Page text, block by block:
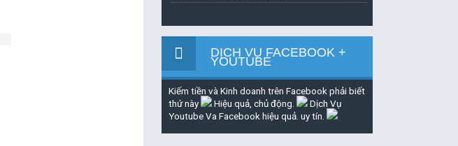
DỊCH VỤ FACEBOOK +
YOUTUBE
Kiếm tiền và Kinh doanh trên Facebook phải biết
thứ này
Hiệu quả, chủ động.
Dịch Vụ
Youtube Va Facebook hiệu quả. uy tín.